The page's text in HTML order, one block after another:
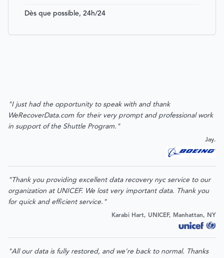
Dès que possible, 24h/24
"I just had the opportunity to speak with and thank
WeRecoverData.com for their very prompt and professional work
in support of the Shuttle Program."
Jay.
"Thank you providing excellent data recovery nyc service to our
organization at UNICEF. We lost very important data. Thank you
for quick and efficient service."
Karabi Hart, UNICEF, Manhattan, NY
"All our data is fully restored, and we're back to normal. Thanks